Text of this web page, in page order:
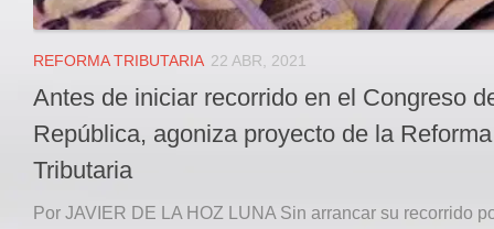
REFORMA TRIBUTARIA 22 ABR, 2021
Antes de iniciar recorrido en el Congreso
República, agoniza proyecto de la Reforma
Tributaria
Por JAVIER DE LA HOZ LUNA Sin arrancar su recorrido